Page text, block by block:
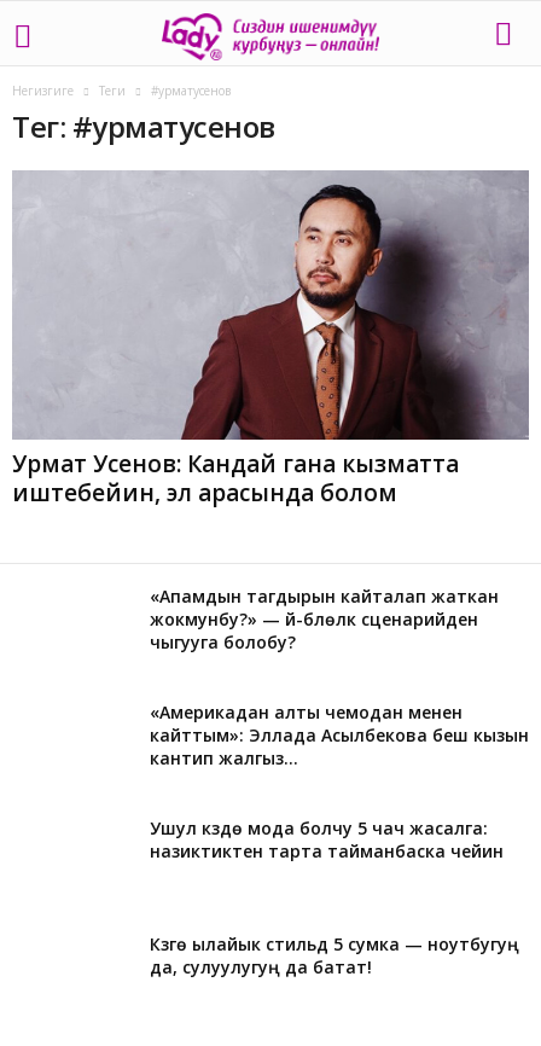
Негизгиге Теги #урматусенов
Тег: #урматусенов
Урмат Усенов: Кандай гана кызматта
иштебейин, эл арасында болом
«Апамдын тагдырын кайталап жаткан
жокмунбу?» — үй-бүлөлүк сценарийден
чыгууга болобу?
«Америкадан алты чемодан менен
кайттым»: Эллада Асылбекова беш кызын
кантип жалгыз...
Ушул күздө мода болчу 5 чач жасалга:
назиктиктен тарта тайманбаска чейин
Күзгө ылайык стильдүү 5 сумка — ноутбугуң
да, сулуулугуң да батат!